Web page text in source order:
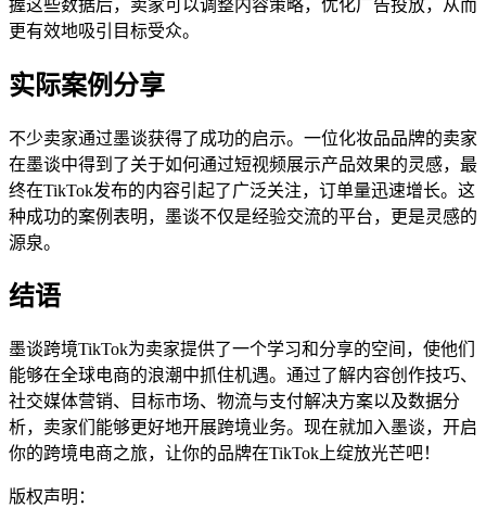
握这些数据后，卖家可以调整内容策略，优化广告投放，从而
更有效地吸引目标受众。
实际案例分享
不少卖家通过墨谈获得了成功的启示。一位化妆品品牌的卖家
在墨谈中得到了关于如何通过短视频展示产品效果的灵感，最
终在TikTok发布的内容引起了广泛关注，订单量迅速增长。这
种成功的案例表明，墨谈不仅是经验交流的平台，更是灵感的
源泉。
结语
墨谈跨境TikTok为卖家提供了一个学习和分享的空间，使他们
能够在全球电商的浪潮中抓住机遇。通过了解内容创作技巧、
社交媒体营销、目标市场、物流与支付解决方案以及数据分
析，卖家们能够更好地开展跨境业务。现在就加入墨谈，开启
你的跨境电商之旅，让你的品牌在TikTok上绽放光芒吧！
版权声明：